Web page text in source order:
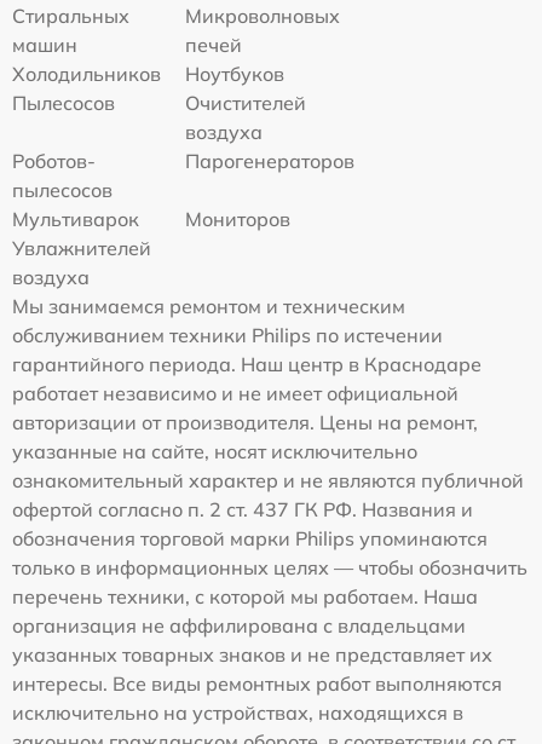
Стиральных
машин
Микроволновых
печей
Холодильников
Ноутбуков
Пылесосов
Очистителей
воздуха
Роботов-
пылесосов
Парогенераторов
Мультиварок
Мониторов
Увлажнителей
воздуха
Мы занимаемся ремонтом и техническим
обслуживанием техники Philips по истечении
гарантийного периода. Наш центр в Краснодаре
работает независимо и не имеет официальной
авторизации от производителя. Цены на ремонт,
указанные на сайте, носят исключительно
ознакомительный характер и не являются публичной
офертой согласно п. 2 ст. 437 ГК РФ. Названия и
обозначения торговой марки Philips упоминаются
только в информационных целях — чтобы обозначить
перечень техники, с которой мы работаем. Наша
организация не аффилирована с владельцами
указанных товарных знаков и не представляет их
интересы. Все виды ремонтных работ выполняются
исключительно на устройствах, находящихся в